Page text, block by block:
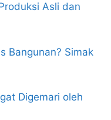
Asli dan
Bangunan? Simak
Digemari oleh